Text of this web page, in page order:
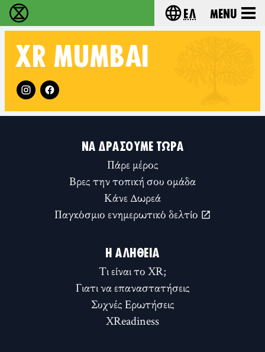
Extinction Rebellion - Home Choose your
Ελ Menu
XR MUMBAI
Follow XR Mumbai on
ΝΑ ΔΡΆΣΟΥΜΕ ΤΏΡΑ
Πάρε μέρος
Βρες την τοπική σου ομάδα
Κάνε Δωρεά
Παγκόσμιο ενημερωτικό δελτίο
Η ΑΛΉΘΕΙΑ
Τι είναι το XR;
Γιατι να επαναστατήσεις
Συχνές Ερωτήσεις
XReadiness